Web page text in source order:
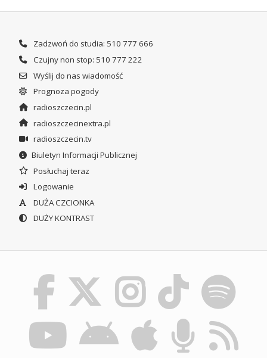
Zadzwoń do studia: 510 777 666
Czujny non stop: 510 777 222
Wyślij do nas wiadomość
Prognoza pogody
radioszczecin.pl
radioszczecinextra.pl
radioszczecin.tv
Biuletyn Informacji Publicznej
Posłuchaj teraz
Logowanie
DUŻA CZCIONKA
DUŻY KONTRAST